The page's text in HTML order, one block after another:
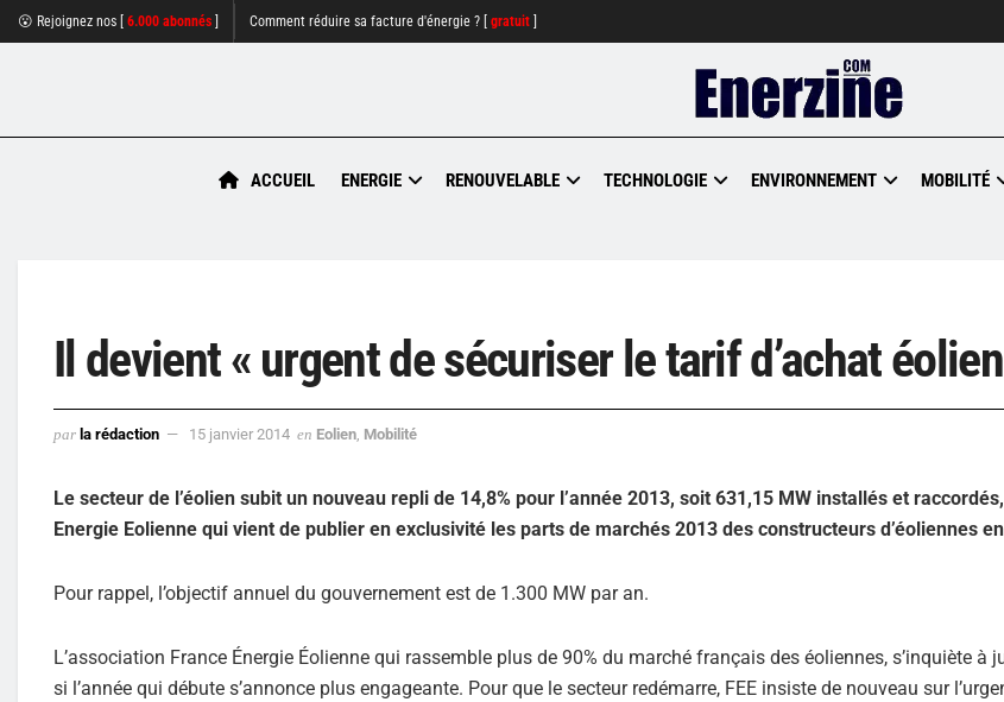
😮 Rejoignez nos [ 6.000 abonnés Comment réduire sa facture d'énergie ? [ gratuit
ACCUEIL ENERGIE RENOUVELABLE TECHNOLOGIE ENVIRONNEMENT MOBILITÉ
Il devient « urgent de sécuriser le tarif d’achat
par la rédaction 15 janvier 2014 en Eolien Mobilité
Le secteur de l’éolien subit un nouveau repli de 14,8% pour l’année 2013, soit 631,15 MW installés et
Energie Eolienne qui vient de publier en exclusivité les parts de marchés 2013 des constructeurs d’éoliennes
Pour rappel, l’objectif annuel du gouvernement est de 1.300 MW par an.
L’association France Énergie Éolienne qui rassemble plus de 90% du marché français des éoliennes, s’inquiète à
si l’année qui débute s’annonce plus engageante. Pour que le secteur redémarre, FEE insiste de nouveau sur